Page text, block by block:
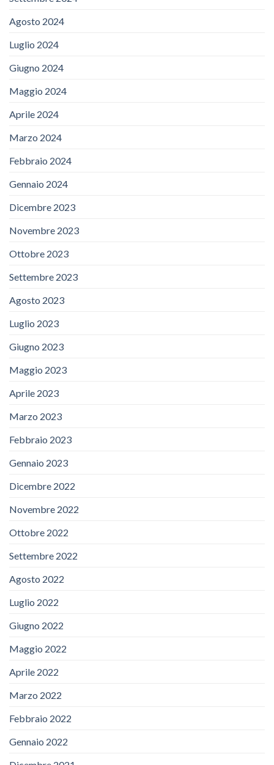
Agosto 2024
Luglio 2024
Giugno 2024
Maggio 2024
Aprile 2024
Marzo 2024
Febbraio 2024
Gennaio 2024
Dicembre 2023
Novembre 2023
Ottobre 2023
Settembre 2023
Agosto 2023
Luglio 2023
Giugno 2023
Maggio 2023
Aprile 2023
Marzo 2023
Febbraio 2023
Gennaio 2023
Dicembre 2022
Novembre 2022
Ottobre 2022
Settembre 2022
Agosto 2022
Luglio 2022
Giugno 2022
Maggio 2022
Aprile 2022
Marzo 2022
Febbraio 2022
Gennaio 2022